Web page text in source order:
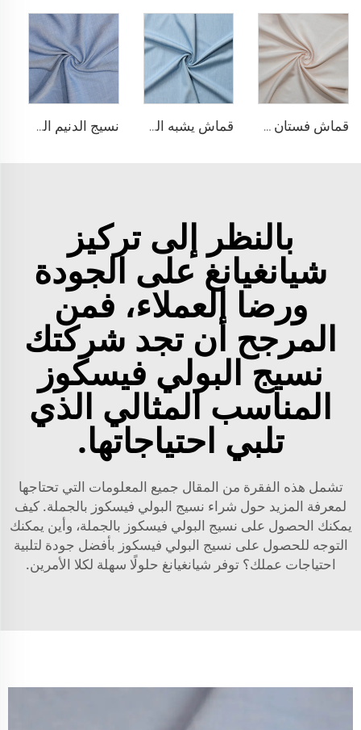
قماش فستان من الليوسيل 100% يشبه الكتان قماش يشبه الدنيم من مادة TR نسيج الدنيم المشابه للبولي ليوسيل
بالنظر إلى تركيز
شيانغيانغ على الجودة
ورضا العملاء، فمن
المرجح أن تجد شركتك
نسيج البولي فيسكوز
المناسب المثالي الذي
تلبي احتياجاتها.
تشمل هذه الفقرة من المقال جميع المعلومات التي تحتاجها
لمعرفة المزيد حول شراء نسيج البولي فيسكوز بالجملة. كيف
يمكنك الحصول على نسيج البولي فيسكوز بالجملة، وأين يمكنك
التوجه للحصول على نسيج البولي فيسكوز بأفضل جودة لتلبية
احتياجات عملك؟ توفر شيانغيانغ حلولًا سهلة لكلا الأمرين.